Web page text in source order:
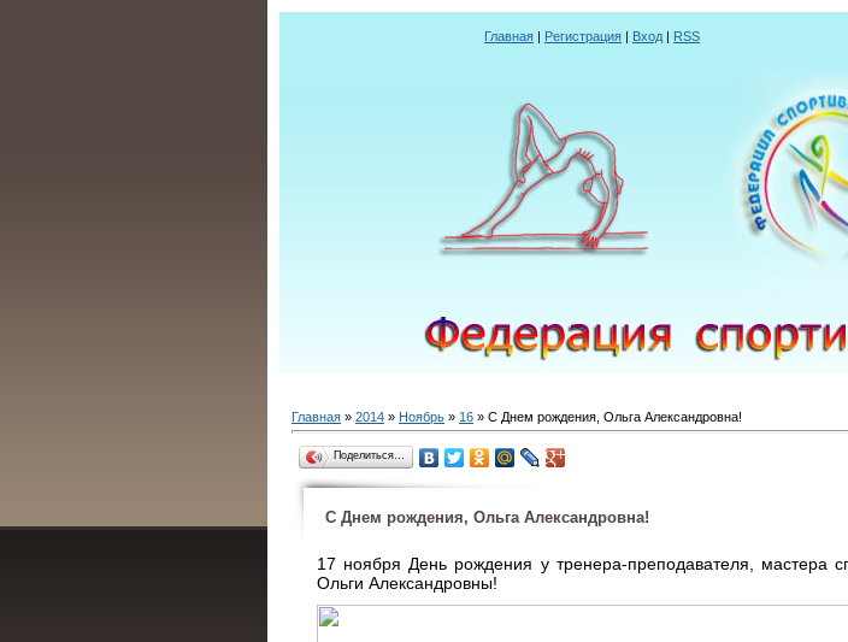
Главная | Регистрация | Вход | RSS
Главная » 2014 » Ноябрь » 16 » С Днем рождения, Ольга Александровна!
Поделиться…
С Днем рождения, Ольга Александровна!
17 ноября День рождения у тренера-преподавателя, мастера
Ольги Александровны!